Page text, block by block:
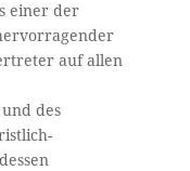
einer der
auf allen
des